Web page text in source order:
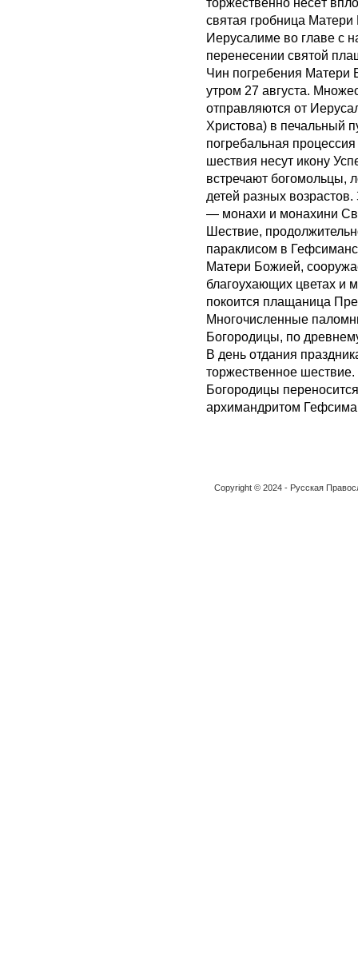
торжественно несёт
святая гробница
Иерусалиме во главе с
перенесении святой
Чин погребения Матери
утром 27 августа.
отправляются от
Христова) в печальный
погребальная
шествия несут икону
встречают богомольцы,
детей разных
— монахи и монахини
Шествие,
параклисом в
Матери Божией,
благоухающих цветах и
покоится плащаница
Многочисленные
Богородицы, по
В день отдания
торжественное
Богородицы
архимандритом
Copyright © 2024 - Русская